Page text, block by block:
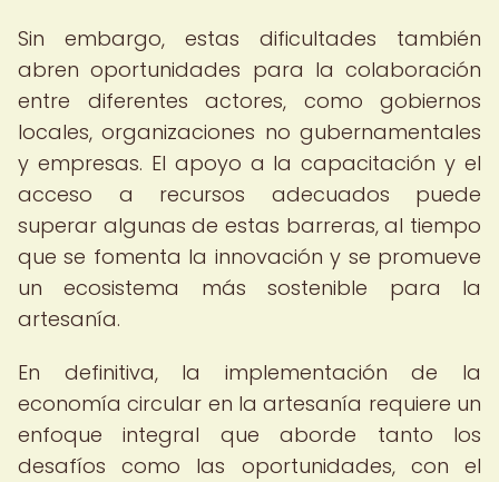
Sin embargo, estas dificultades también
abren oportunidades para la colaboración
entre diferentes actores, como gobiernos
locales, organizaciones no gubernamentales
y empresas. El apoyo a la capacitación y el
acceso a recursos adecuados puede
superar algunas de estas barreras, al tiempo
que se fomenta la innovación y se promueve
un ecosistema más sostenible para la
artesanía.
En definitiva, la implementación de la
economía circular en la artesanía requiere un
enfoque integral que aborde tanto los
desafíos como las oportunidades, con el